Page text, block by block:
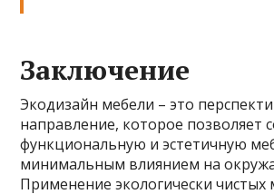
Заключение
Экодизайн мебели – это
направление, которое позволяет
функциональную и эстетичную
минимальным влиянием на
Применение экологически чистых